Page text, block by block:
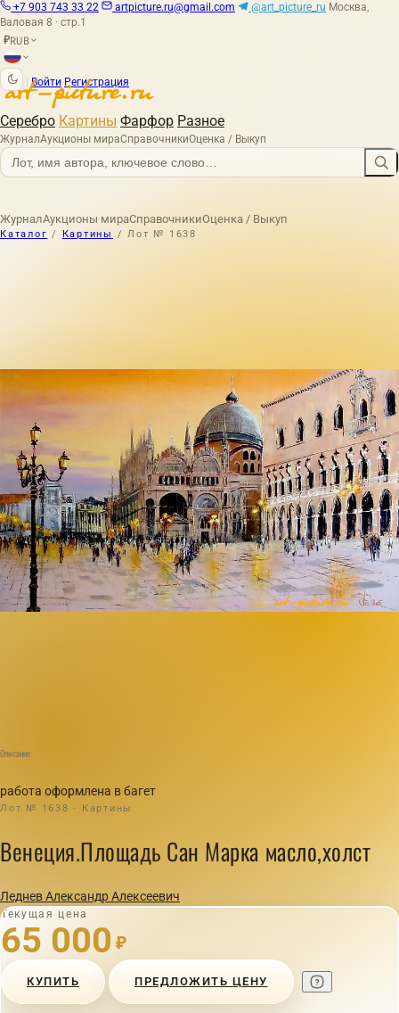
+7 903 743 33 22 artpicture.ru@gmail.com @art_picture_ru Москва,
Валовая 8 · стр.1
₽RUB
Войти Регистрация
Серебро Картины Фарфор Разное
ЖурналАукционы мираСправочникиОценка / Выкуп
ЖурналАукционы мираСправочникиОценка / Выкуп
Каталог / Картины / Лот № 1638
Описание
работа оформлена в багет
Лот № 1638 · Картины
Венеция.Площадь Сан Марка масло,холст
Леднев Александр Алексеевич
Текущая цена
65 000 ₽
КУПИТЬ ПРЕДЛОЖИТЬ ЦЕНУ